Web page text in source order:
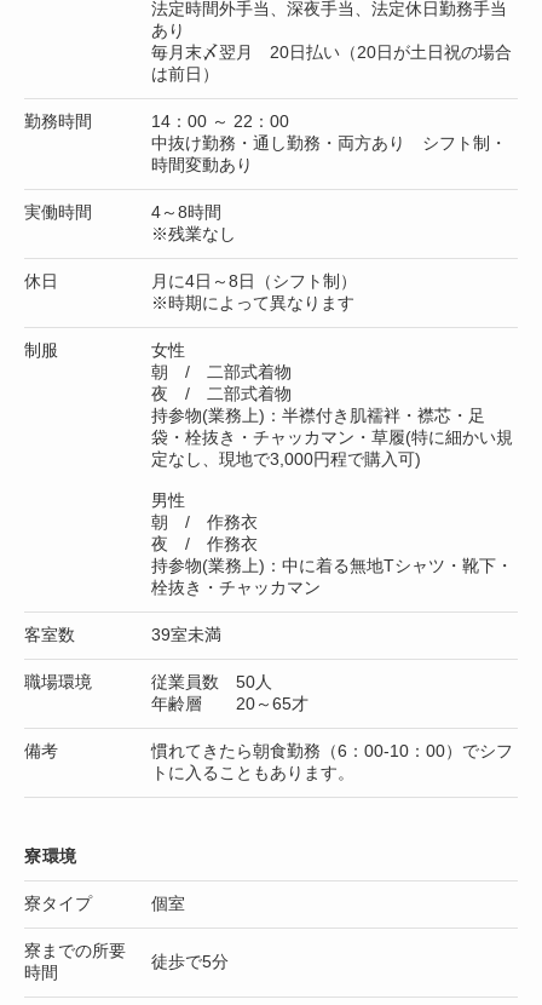
法定時間外手当、深夜手当、法定休日勤務手当
あり
毎月末〆翌月 20日払い（20日が土日祝の場合
は前日）
勤務時間
14：00 ～ 22：00
中抜け勤務・通し勤務・両方あり シフト制・
時間変動あり
実働時間
4～8時間
※残業なし
休日
月に4日～8日（シフト制）
※時期によって異なります
制服
女性
朝 / 二部式着物
夜 / 二部式着物
持参物(業務上)：半襟付き肌襦袢・襟芯・足
袋・栓抜き・チャッカマン・草履(特に細かい規
定なし、現地で3,000円程で購入可)
男性
朝 / 作務衣
夜 / 作務衣
持参物(業務上)：中に着る無地Tシャツ・靴下・
栓抜き・チャッカマン
客室数 39室未満
職場環境
従業員数 50人
年齢層 20～65才
備考
慣れてきたら朝食勤務（6：00-10：00）でシフ
トに入ることもあります。
寮環境
寮タイプ 個室
寮までの所要
時間
徒歩で5分